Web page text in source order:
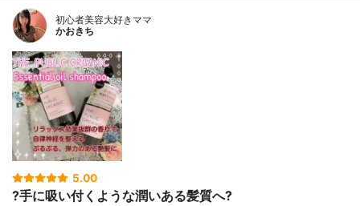
初心者美容大好きママ
かおきち
5.00
?手に吸い付くような潤いある髪質へ?